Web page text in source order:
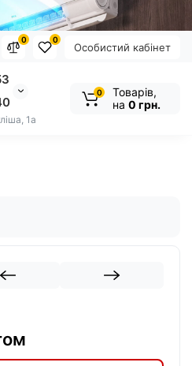
Особистий кабінет
0
0
1а
0
Товарів,
на 0 грн.